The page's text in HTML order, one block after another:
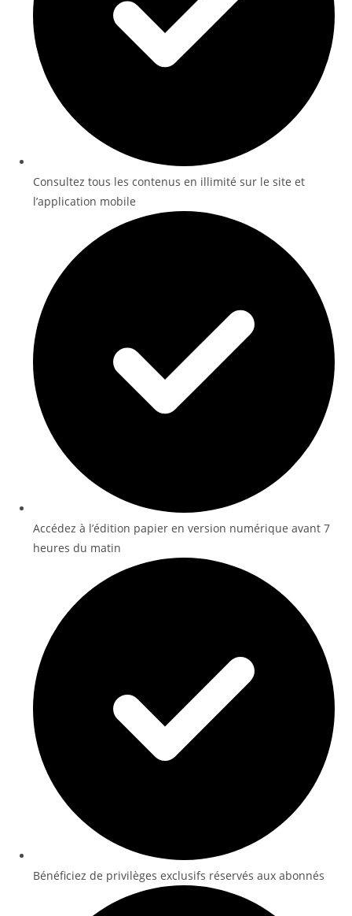
Consultez tous les contenus en illimité sur le site et
l’application mobile
Accédez à l’édition papier en version numérique avant 7
heures du matin
Bénéficiez de privilèges exclusifs réservés aux abonnés